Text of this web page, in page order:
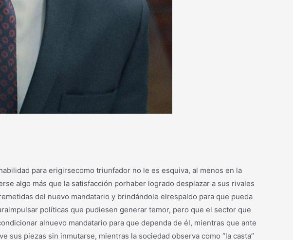
para erigirsecomo triunfador no le es esquiva, al menos en la
algo más que la satisfacción porhaber logrado desplazar a sus rivales
del nuevo mandatario y brindándole elrespaldo para que pueda
políticas que pudiesen generar temor, pero que el sector que
alnuevo mandatario para que dependa de él, mientras que ante
sus piezas sin inmutarse, mientras la sociedad observa como “la casta”